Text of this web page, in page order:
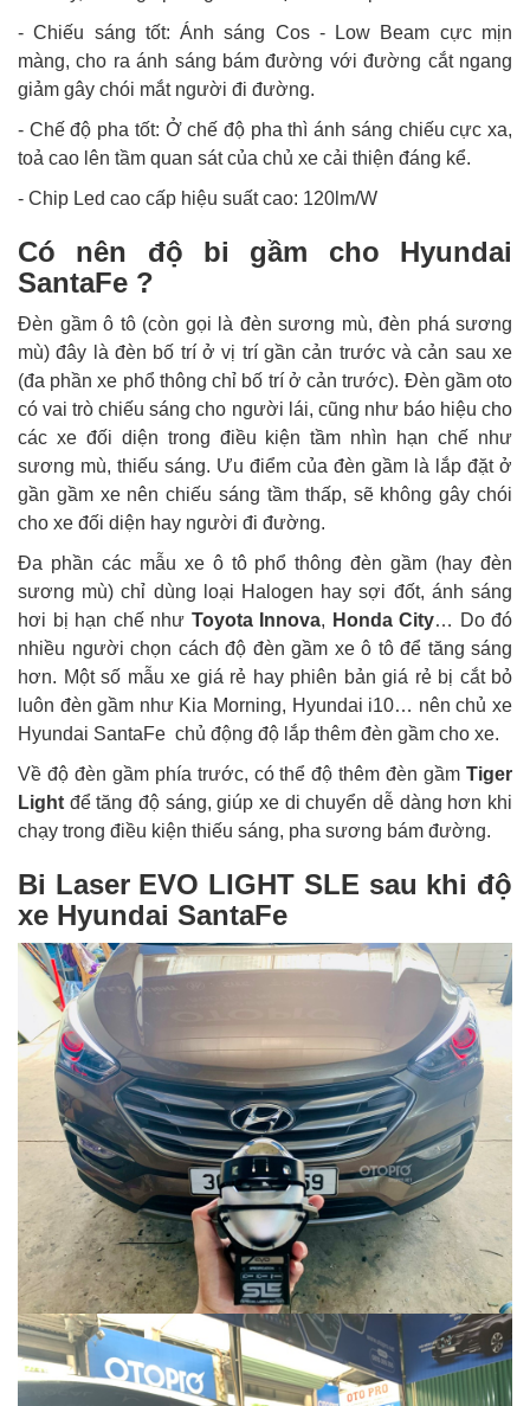
- Chiếu sáng tốt: Ánh sáng Cos - Low Beam cực mịn
màng, cho ra ánh sáng bám đường với đường cắt ngang
giảm gây chói mắt người đi đường.
- Chế độ pha tốt: Ở chế độ pha thì ánh sáng chiếu cực xa,
toả cao lên tầm quan sát của chủ xe cải thiện đáng kể.
- Chip Led cao cấp hiệu suất cao: 120lm/W
Có nên độ bi gầm cho Hyundai
SantaFe ?
Đèn gầm ô tô (còn gọi là đèn sương mù, đèn phá sương
mù) đây là đèn bố trí ở vị trí gần cản trước và cản sau xe
(đa phần xe phổ thông chỉ bố trí ở cản trước). Đèn gầm oto
có vai trò chiếu sáng cho người lái, cũng như báo hiệu cho
các xe đối diện trong điều kiện tầm nhìn hạn chế như
sương mù, thiếu sáng. Ưu điểm của đèn gầm là lắp đặt ở
gần gầm xe nên chiếu sáng tầm thấp, sẽ không gây chói
cho xe đối diện hay người đi đường.
Đa phần các mẫu xe ô tô phổ thông đèn gầm (hay đèn
sương mù) chỉ dùng loại Halogen hay sợi đốt, ánh sáng
hơi bị hạn chế như Toyota Innova, Honda City… Do đó
nhiều người chọn cách độ đèn gầm xe ô tô để tăng sáng
hơn. Một số mẫu xe giá rẻ hay phiên bản giá rẻ bị cắt bỏ
luôn đèn gầm như Kia Morning, Hyundai i10… nên chủ xe
Hyundai SantaFe chủ động độ lắp thêm đèn gầm cho xe.
Về độ đèn gầm phía trước, có thể độ thêm đèn gầm Tiger
Light để tăng độ sáng, giúp xe di chuyển dễ dàng hơn khi
chạy trong điều kiện thiếu sáng, pha sương bám đường.
Bi Laser EVO LIGHT SLE sau khi độ
xe Hyundai SantaFe